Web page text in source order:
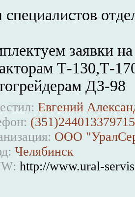
специалистов
заявки
Т-130,Т-
ДЗ-98
Евгений
ООО
Челябинск
http://www.ural-